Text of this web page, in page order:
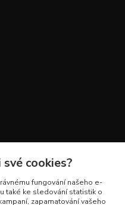
cookies?
fungování našeho e-
také ke sledování statistik o
zapamatování vašeho